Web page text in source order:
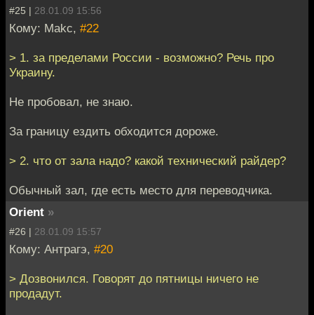
#25 | 28.01.09 15:56
Кому: Makc, #22
> 1. за пределами России - возможно? Речь про
Украину.
Не пробовал, не знаю.
За границу ездить обходится дороже.
> 2. что от зала надо? какой технический райдер?
Обычный зал, где есть место для переводчика.
Orient »
#26 | 28.01.09 15:57
Кому: Антрагэ, #20
> Дозвонился. Говорят до пятницы ничего не
продадут.